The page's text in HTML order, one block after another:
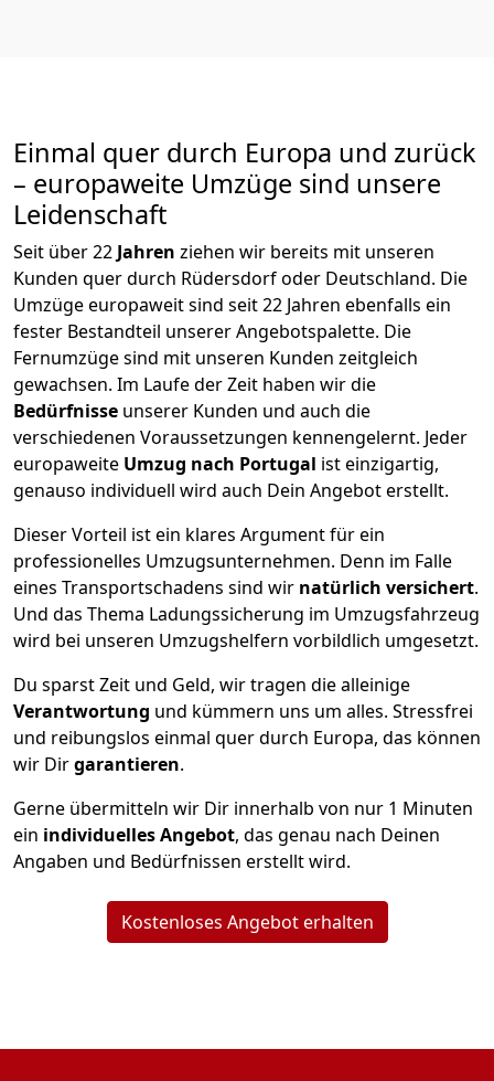
Einmal quer durch Europa und zurück
– europaweite Umzüge sind unsere
Leidenschaft
Seit über22 Jahren ziehen wir bereits mit unseren
Kunden quer durch Rüdersdorfoder Deutschland. Die
Umzüge europaweit sind seit22 Jahren ebenfalls ein
fester Bestandteil unserer Angebotspalette. Die
Fernumzüge sind mit unseren Kunden zeitgleich
gewachsen. Im Laufe der Zeit haben wir die
Bedürfnisse unserer Kunden und auch die
verschiedenen Voraussetzungen kennengelernt. Jeder
europaweite Umzug nach Portugal ist einzigartig,
genauso individuell wird auch Dein Angebot erstellt.
Dieser Vorteil ist ein klares Argument für ein
professionelles Umzugsunternehmen. Denn im Falle
eines Transportschadens sind wir natürlich versichert.
Und das Thema Ladungssicherung im Umzugsfahrzeug
wird bei unseren Umzugshelfern vorbildlich umgesetzt.
Du sparst Zeit und Geld, wir tragen die alleinige
Verantwortung und kümmern uns um alles. Stressfrei
und reibungslos einmal quer durch Europa, das können
wir Dirgarantieren.
Gerne übermitteln wir Dir innerhalb von nur 1 Minuten
ein individuelles Angebot, das genau nach Deinen
Angaben und Bedürfnissen erstellt wird.
Kostenloses Angebot erhalten